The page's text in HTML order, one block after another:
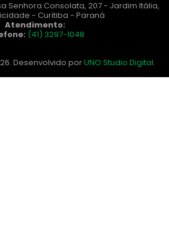
Senhora Consolata, 207 - Jardim Itália,
- Curitiba - Paraná
Atendimento:
(41) 3297-1048
Desenvolvido porUNO Studio Digital.